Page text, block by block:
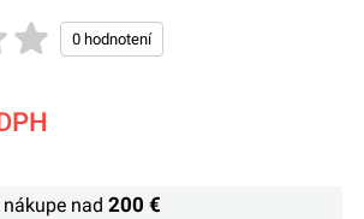
nákupe nad200 €